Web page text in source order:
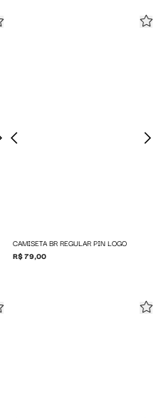
CAMISETA BR REGULAR PIN LOGO
R$ 79,00